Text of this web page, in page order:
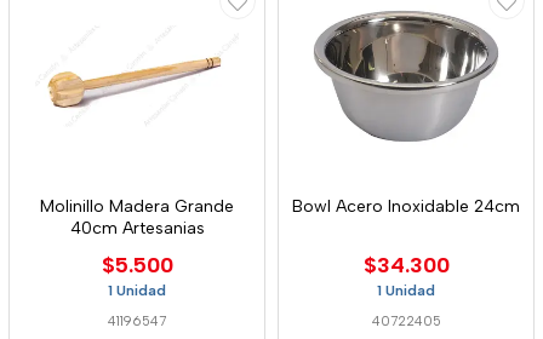
Molinillo Madera Grande
40cm Artesanias
$5.500
1 Unidad
41196547
Bowl Acero Inoxidable 24cm
$34.300
1 Unidad
40722405